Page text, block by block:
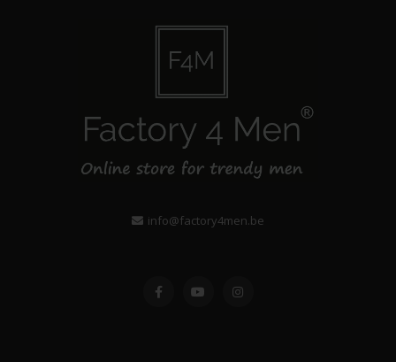
info@factory4men.be